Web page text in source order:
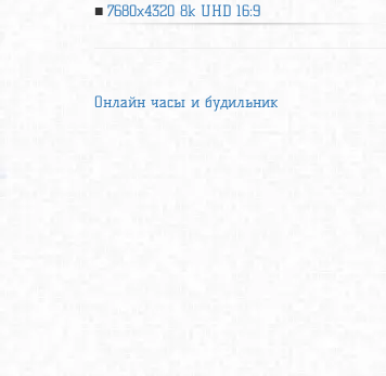
7680x4320 8k UHD 16:9
Онлайн часы и будильник